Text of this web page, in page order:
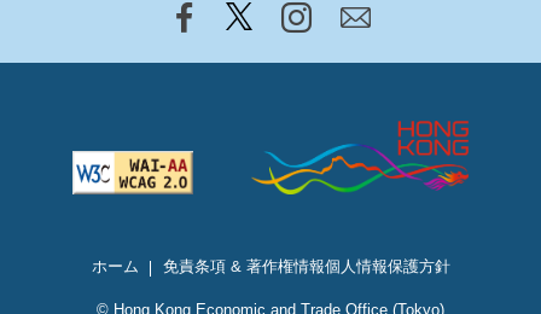
ホーム 免責条項 & 著作権情報個人情報保護方針
© Hong Kong Economic and Trade Office (Tokyo)